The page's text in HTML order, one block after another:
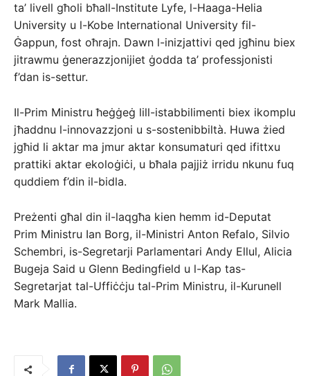
ta’ livell għoli bħall-Institute Lyfe, l-Haaga-Helia
University u l-Kobe International University fil-
Ġappun, fost oħrajn. Dawn l-inizjattivi qed jgħinu biex
jitrawmu ġenerazzjonijiet ġodda ta’ professjonisti
f’dan is-settur.
Il-Prim Ministru ħeġġeġ lill-istabbilimenti biex ikomplu
jħaddnu l-innovazzjoni u s-sostenibbiltà. Huwa żied
jgħid li aktar ma jmur aktar konsumaturi qed ifittxu
prattiki aktar ekoloġiċi, u bħala pajjiż irridu nkunu fuq
quddiem f’din il-bidla.
Preżenti għal din il-laqgħa kien hemm id-Deputat
Prim Ministru Ian Borg, il-Ministri Anton Refalo, Silvio
Schembri, is-Segretarji Parlamentari Andy Ellul, Alicia
Bugeja Said u Glenn Bedingfield u l-Kap tas-
Segretarjat tal-Uffiċċju tal-Prim Ministru, il-Kurunell
Mark Mallia.